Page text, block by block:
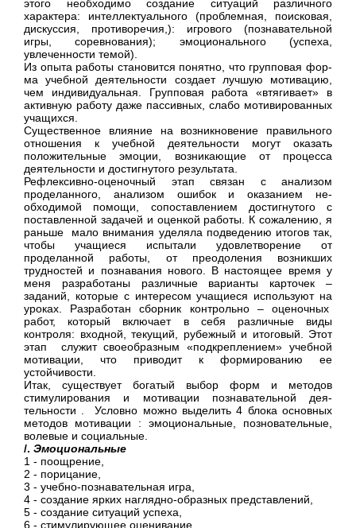
этого необходимо создание ситуаций различного
характера: интеллектуального (проблемная, поисковая,
дискуссия, противоречия,): игрового (познавательной
игры, соревнова­ния); эмоционального (успеха,
увлеченности темой).
Из опыта работы становится понятно, что групповая фор­
ма учебной деятельности создает лучшую мотива­цию,
чем индивидуальная. Групповая работа «втя­гивает» в
активную работу даже пассивных, слабо мотивированных
учащихся.
Существенное влияние на возникновение пра­вильного
отношения к учебной деятельности могут оказать
положительные эмоции, возникающие от процесса
деятельности и достигнутого результата.
Рефлексивно-оценочный этап
связан с анализом
проделанного, анализом ошибок и оказанием не­
обходимой помощи, сопоставлением достигнутого с
поставленной задачей и оценкой работы. К сожа­лению, я
раньше мало внимания уделя­ла подведению итогов так,
чтобы учащиеся испыта­ли удовлетворение от
проделанной работы, от преодоления возникших
трудностей и познавания нового. В настоящее время у
меня разработаны различные варианты карточек –
заданий, которые с интересом учащиеся используют на
уроках. Разработан сборник контрольно – оценочных
работ, который включает в себя различные виды
контроля: входной, текущий, рубежный и итоговый. Этот
этап служит своеоб­разным «подкреплением» учебной
мотивации, что приводит к формированию ее
устойчивости.
Итак, существует богатый выбор форм и методов
стимулирования и мотивации познавательной дея­
тельности . Условно можно выделить 4 блока основ­ных
методов мотивации : эмоциональные, позновательные,
волевые и социальные.
/. Эмоциональные
1 - поощрение,
2 - порицание,
3 - учебно-познавательная игра,
4 - создание ярких наглядно-образных представ­лений,
5 - создание ситуаций успеха,
6 - стимулирующее оценивание,